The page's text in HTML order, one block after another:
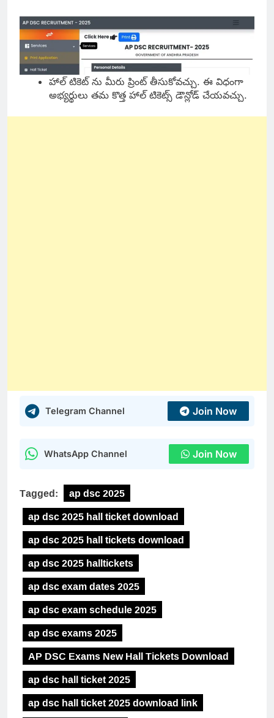
హాల్ టికెట్ ను మీరు ప్రింట్ తీసుకోవచ్చు. ఈ విధంగా
అభ్యర్థులు తమ కొత్త హాల్ టికెట్స్ డౌన్లోడ్ చేయవచ్చు.
Telegram Channel Join Now
WhatsApp Channel Join Now
Tagged:
ap dsc 2025
ap dsc 2025 hall ticket download
ap dsc 2025 hall tickets download
ap dsc 2025 halltickets
ap dsc exam dates 2025
ap dsc exam schedule 2025
ap dsc exams 2025
AP DSC Exams New Hall Tickets Download
ap dsc hall ticket 2025
ap dsc hall ticket 2025 download link